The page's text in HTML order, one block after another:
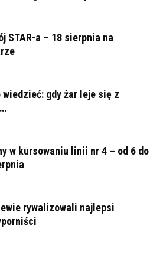
STAR-a – 18 sierpnia na
wiedzieć: gdy żar leje się z
w kursowaniu linii nr 4 – od 6 do
rywalizowali najlepsi